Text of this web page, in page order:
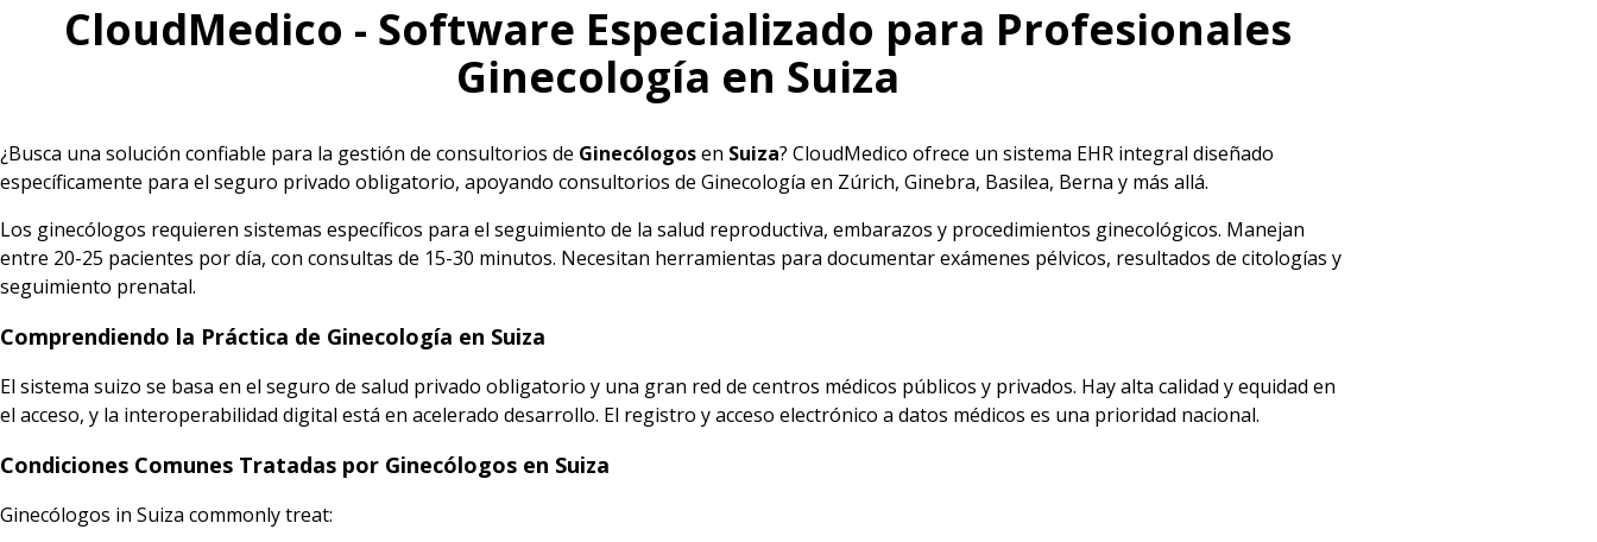
CloudMedico - Software Especializado para Profesionales
Ginecología en Suiza
¿Busca una solución confiable para la gestión de consultorios de Ginecólogosen Suiza? CloudMedico ofrece un sistema EHR integral diseñado
específicamente para el seguro privado obligatorio, apoyando consultorios de Ginecología en Zúrich, Ginebra, Basilea, Berna y más allá.
Los ginecólogos requieren sistemas específicos para el seguimiento de la salud reproductiva, embarazos y procedimientos ginecológicos. Manejan
entre 20-25 pacientes por día, con consultas de 15-30 minutos. Necesitan herramientas para documentar exámenes pélvicos, resultados de citologías y
seguimiento prenatal.
Comprendiendo la Práctica de Ginecología en Suiza
El sistema suizo se basa en el seguro de salud privado obligatorio y una gran red de centros médicos públicos y privados. Hay alta calidad y equidad en
el acceso, y la interoperabilidad digital está en acelerado desarrollo. El registro y acceso electrónico a datos médicos es una prioridad nacional.
Condiciones Comunes Tratadas por Ginecólogos en Suiza
Ginecólogos in Suiza commonly treat: